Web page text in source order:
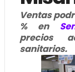
Ventas
% en
precios
sanitarios.